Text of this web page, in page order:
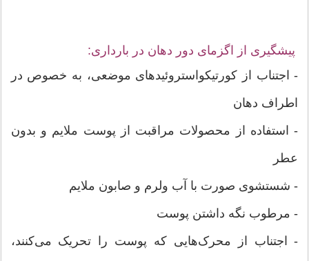
پیشگیری از اگزمای دور دهان در بارداری:
- اجتناب از کورتیکواستروئیدهای موضعی، به خصوص در
اطراف دهان
- استفاده از محصولات مراقبت از پوست ملایم و بدون
عطر
- شستشوی صورت با آب ولرم و صابون ملایم
- مرطوب نگه داشتن پوست
- اجتناب از محرک‌هایی که پوست را تحریک می‌کنند،